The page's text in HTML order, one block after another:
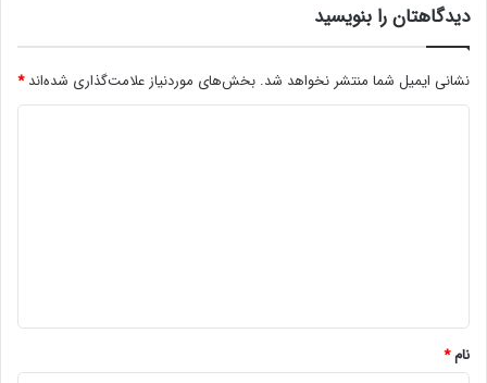
دیدگاهتان را بنویسید
نشانی ایمیل شما منتشر نخواهد شد. بخش‌های موردنیاز علامت‌گذاری شده‌اند*
نام*